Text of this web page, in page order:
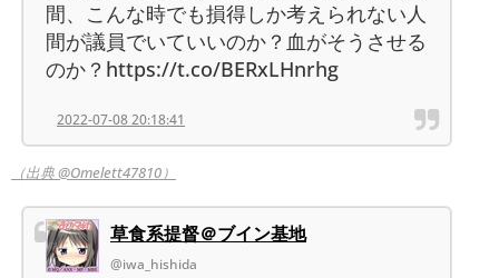
間、こんな時でも損得しか考えられない人
間が議員でいていいのか？血がそうさせる
のか？https://t.co/BERxLHnrhg
2022-07-08 20:18:41
（出典 @Omelett47810）
草食系提督＠ブイン基地
@iwa_hishida